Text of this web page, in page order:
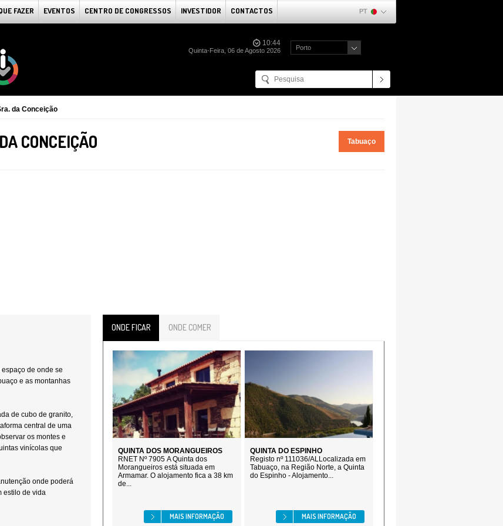
FAZER EVENTOS CENTRO DE CONGRESSOS INVESTIDOR CONTACTOS PT
10:44
Quinta-Feira, 06 de Agosto 2026 Porto
da Conceição
CONCEIÇÃO Tabuaço
de onde se
e as montanhas
de cubo de granito,
central de uma
os montes e
vinícolas que
onde poderá
estilo de vida
ONDE FICAR ONDE COMER
QUINTA DOS MORANGUEIROS
RNET Nº 7905 A Quinta dos
Morangueiros está situada em
Armamar. O alojamento fica a 38 km
de...
MAIS INFORMAÇÃO
QUINTA DO ESPINHO
Registo nº 111036/ALLocalizada em
Tabuaço, na Região Norte, a Quinta
do Espinho - Alojamento...
MAIS INFORMAÇÃO